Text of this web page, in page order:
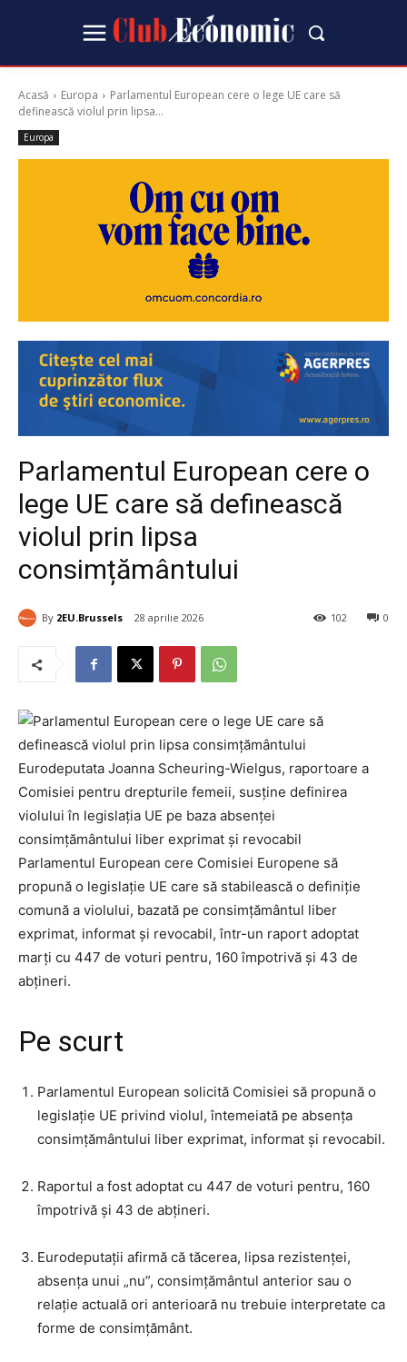
Acasă Europa
Parlamentul European cere o lege UE care să
definească violul prin lipsa...
Europa
Parlamentul European cere o
lege UE care să definească
violul prin lipsa
consimțământului
By 2EU.Brussels 28 aprilie 2026 0
102
Eurodeputata Joanna Scheuring-Wielgus, raportoare a
Comisiei pentru drepturile femeii, susține definirea
violului în legislația UE pe baza absenței
consimțământului liber exprimat și revocabil
Parlamentul European cere Comisiei Europene să
propună o legislație UE care să stabilească o definiție
comună a violului, bazată pe consimțământul liber
exprimat, informat și revocabil, într-un raport adoptat
marți cu 447 de voturi pentru, 160 împotrivă și 43 de
abțineri.
Pe scurt
Parlamentul European solicită Comisiei să propună o
legislație UE privind violul, întemeiată pe absența
consimțământului liber exprimat, informat și revocabil.
Raportul a fost adoptat cu 447 de voturi pentru, 160
împotrivă și 43 de abțineri.
Eurodeputații afirmă că tăcerea, lipsa rezistenței,
absența unui „nu”, consimțământul anterior sau o
relație actuală ori anterioară nu trebuie interpretate ca
forme de consimțământ.